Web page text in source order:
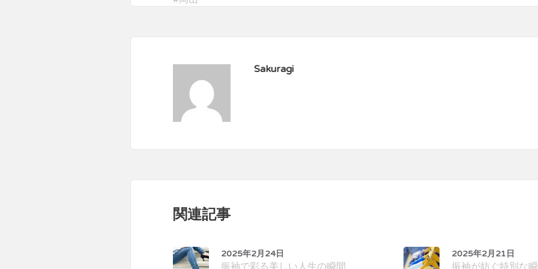
Sakuragi
関連記事
2025年2月24日
振袖で彩る美しい人生の瞬間
2025年2月21日
振袖が紡ぐ特別な